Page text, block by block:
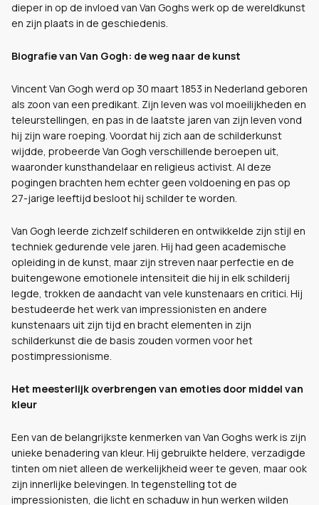
dieper in op de invloed van Van Goghs werk op de wereldkunst
en zijn plaats in de geschiedenis.
Biografie van Van Gogh: de weg naar de kunst
Vincent Van Gogh werd op 30 maart 1853 in Nederland geboren
als zoon van een predikant. Zijn leven was vol moeilijkheden en
teleurstellingen, en pas in de laatste jaren van zijn leven vond
hij zijn ware roeping. Voordat hij zich aan de schilderkunst
wijdde, probeerde Van Gogh verschillende beroepen uit,
waaronder kunsthandelaar en religieus activist. Al deze
pogingen brachten hem echter geen voldoening en pas op
27-jarige leeftijd besloot hij schilder te worden.
Van Gogh leerde zichzelf schilderen en ontwikkelde zijn stijl en
techniek gedurende vele jaren. Hij had geen academische
opleiding in de kunst, maar zijn streven naar perfectie en de
buitengewone emotionele intensiteit die hij in elk schilderij
legde, trokken de aandacht van vele kunstenaars en critici. Hij
bestudeerde het werk van impressionisten en andere
kunstenaars uit zijn tijd en bracht elementen in zijn
schilderkunst die de basis zouden vormen voor het
postimpressionisme.
Het meesterlijk overbrengen van emoties door middel van
kleur
Een van de belangrijkste kenmerken van Van Goghs werk is zijn
unieke benadering van kleur. Hij gebruikte heldere, verzadigde
tinten om niet alleen de werkelijkheid weer te geven, maar ook
zijn innerlijke belevingen. In tegenstelling tot de
impressionisten, die licht en schaduw in hun werken wilden